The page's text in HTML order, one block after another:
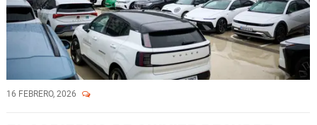
16 FEBRERO, 2026